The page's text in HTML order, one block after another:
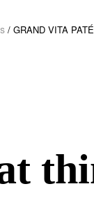
/ GRAND VITA